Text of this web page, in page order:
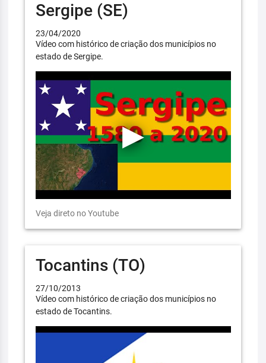
Sergipe (SE)
23/04/2020
Vídeo com histórico de criação dos municípios no
estado de Sergipe.
Veja direto no Youtube
Tocantins (TO)
27/10/2013
Vídeo com histórico de criação dos municípios no
estado de Tocantins.